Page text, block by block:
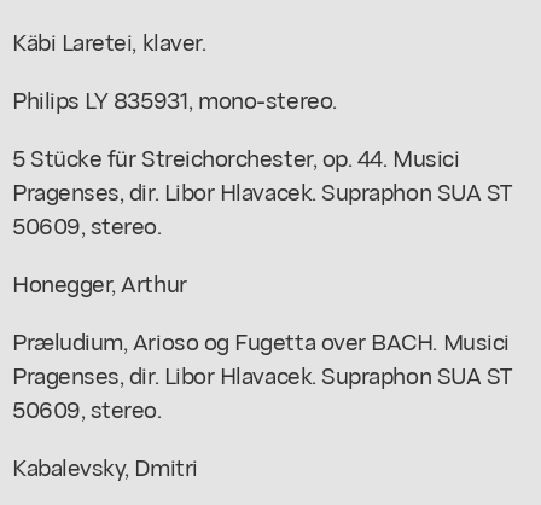
Käbi Laretei, klaver.
Philips LY 835931, mono-stereo.
5 Stücke für Streichorchester, op. 44. Musici
Pragenses, dir. Libor Hlavacek. Supraphon SUA ST
50609, stereo.
Honegger, Arthur
Præludium, Arioso og Fugetta over BACH. Musici
Pragenses, dir. Libor Hlavacek. Supraphon SUA ST
50609, stereo.
Kabalevsky, Dmitri